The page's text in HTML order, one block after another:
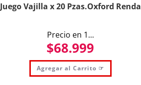
Juego Vajilla x 20 Pzas.Oxford Renda
Precio en 1...
$68.999
Agregar al Carrito ☞